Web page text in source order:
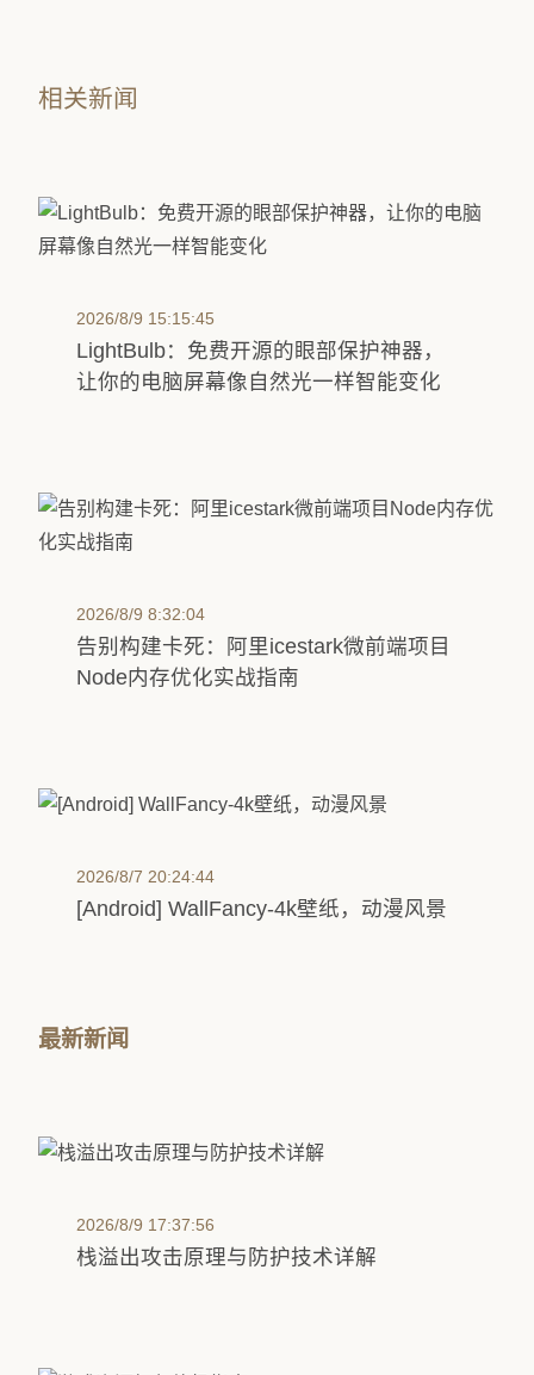
相关新闻
2026/8/9 15:15:45
LightBulb：免费开源的眼部保护神器，
让你的电脑屏幕像自然光一样智能变化
2026/8/9 8:32:04
告别构建卡死：阿里icestark微前端项目
Node内存优化实战指南
2026/8/7 20:24:44
[Android] WallFancy-4k壁纸，动漫风景
最新新闻
2026/8/9 17:37:56
栈溢出攻击原理与防护技术详解